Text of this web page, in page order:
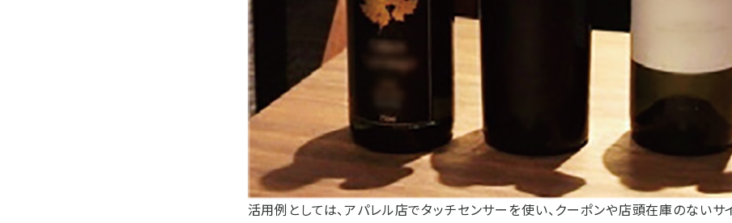
活用例としては、アパレル店でタッチセンサーを使い、クーポンや店頭在庫のないサ